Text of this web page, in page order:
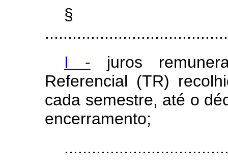
§
I - juros
Referencial (TR)
cada semestre, até o
encerramento;